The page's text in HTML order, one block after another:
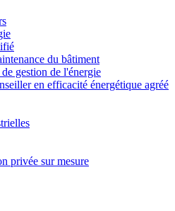
du bâtiment
gestion de l'énergie
en efficacité énergétique agréé
privée sur mesure